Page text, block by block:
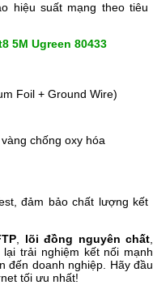
hiệu suất mạng theo tiêu
5M Ugreen 80433
Foil + Ground Wire)
chống oxy hóa
đảm bảo chất lượng kết
lõi đồng nguyên chất
trải nghiệm kết nối mạnh
đến doanh nghiệp. Hãy đầu
tối ưu nhất!